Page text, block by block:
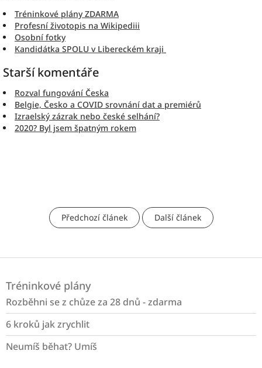
Tréninkové plány ZDARMA
Profesní životopis na Wikipediii
Osobní fotky
Kandidátka SPOLU v Libereckém kraji
Starší komentáře
Rozval fungování Česka
Belgie, Česko a COVID srovnání dat a premiérů
Izraelský zázrak nebo české selhání?
2020? Byl jsem špatným rokem
Předchozí článek Další článek
Tréninkové plány
Rozběhni se z chůze za 28 dnů - zdarma
6 kroků jak zrychlit
Neumíš běhat? Umíš